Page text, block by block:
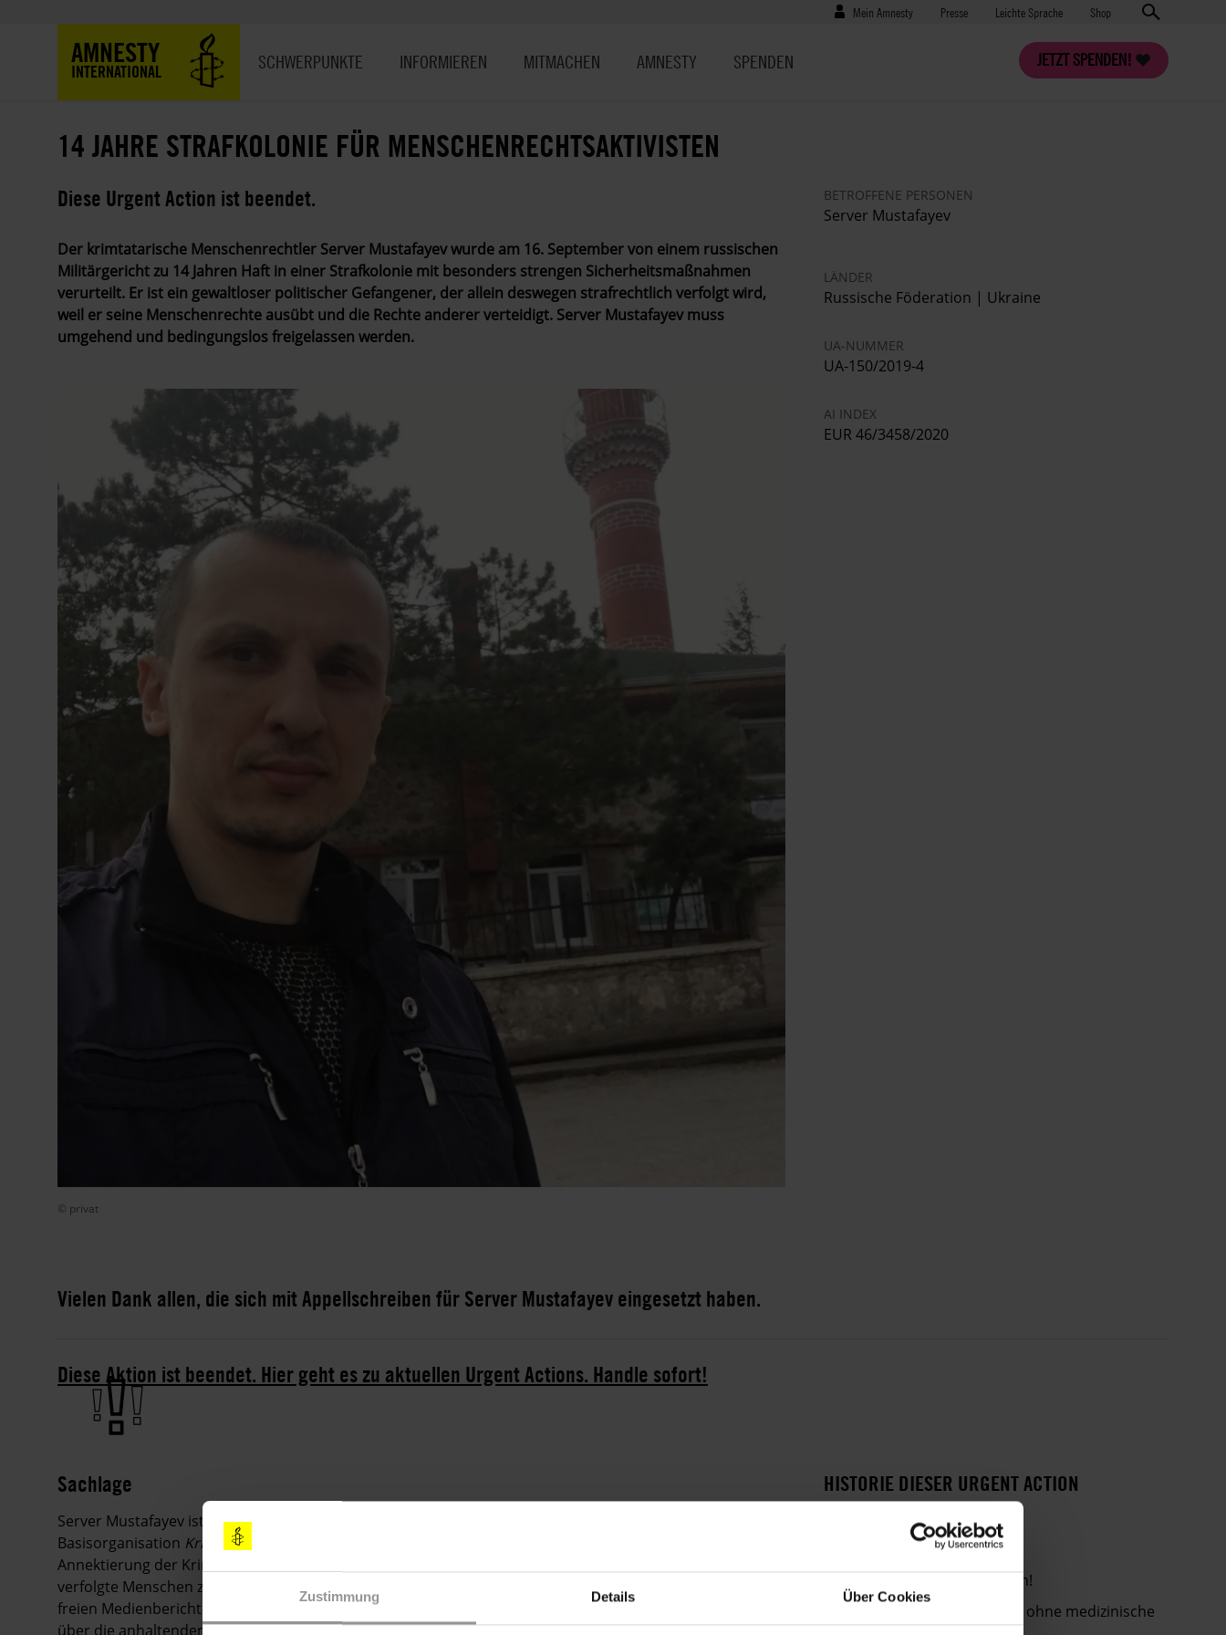
Zustimmung Details Über Cookies
Benutzermenü
Mein Amnesty Presse
Presse Leichte Sprache Shop
AMNESTY
INTERNATIONAL
JETZT SPENDEN!
SCHWERPUNKTE INFORMIEREN MITMACHEN AMNESTY SPENDEN
14 JAHRE STRAFKOLONIE FÜR MENSCHENRECHTSAKTIVISTEN
Diese Urgent Action ist beendet.
Der krimtatarische Menschenrechtler Server Mustafayev wurde am 16. September von einem russischen
Militärgericht zu 14 Jahren Haft in einer Strafkolonie mit besonders strengen Sicherheitsmaßnahmen
verurteilt. Er ist ein gewaltloser politischer Gefangener, der allein deswegen strafrechtlich verfolgt wird,
weil er seine Menschenrechte ausübt und die Rechte anderer verteidigt. Server Mustafayev muss
umgehend und bedingungslos freigelassen werden.
© privat
BETROFFENE PERSONEN
Server Mustafayev
LÄNDER
Russische Föderation | Ukraine
UA-NUMMER
UA-150/2019-4
AI INDEX
EUR 46/3458/2020
Vielen Dank allen, die sich mit Appellschreiben für Server Mustafayev eingesetzt haben.
Diese Aktion ist beendet. Hier geht es zu aktuellen Urgent Actions. Handle sofort!
Sachlage
Server Mustafayev ist ein Menschenrechtsverteidiger aus der Krim-Halbinsel und leitendes Mitglied der
Basisorganisation Krim-Solidarität.
Annektierung der Krim-Halbinsel durch Russland im Jahr 2014, gegründet, um politisch und religiös
verfolgte Menschen zu unterstützen. Angesichts der Verfolgung kritischer Stimmen und der fehlenden
freien Medienberichterstattung über die Situation auf der Krim versucht die Organisation außerdem,
über die anhaltenden Menschenrechtsverletzungen in dem Gebiet zu informieren.
HISTORIE DIESER URGENT ACTION
14 Jahre Strafkolonie für
Menschenrechtsaktivisten
Menschenrechtler freilassen!
Menschenrechtsverteidiger ohne medizinische